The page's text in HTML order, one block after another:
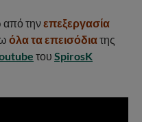
από τηνεπεξεργασία
όλα τα επεισόδιατης
του SpirosK